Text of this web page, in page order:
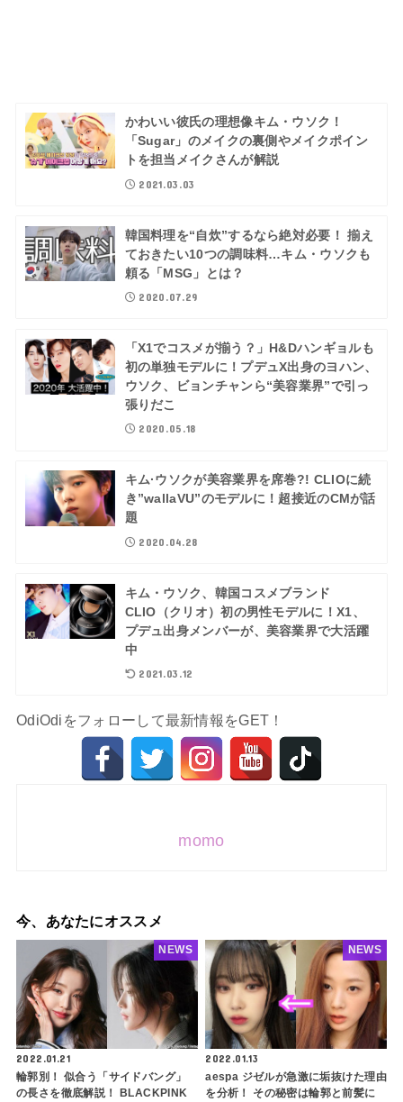
かわいい彼氏の理想像キム・ウソク！
「Sugar」のメイクの裏側やメイクポイン
トを担当メイクさんが解説
2021.03.03
韓国料理を“自炊”するなら絶対必要！ 揃え
ておきたい10つの調味料…キム・ウソクも
頼る「MSG」とは？
2020.07.29
「X1でコスメが揃う？」H&Dハンギョルも
初の単独モデルに！プデュX出身のヨハン、
ウソク、ビョンチャンら“美容業界”で引っ
張りだこ
2020.05.18
キム·ウソクが美容業界を席巻?! CLIOに続
き”wallaVU”のモデルに！超接近のCMが話
題
2020.04.28
キム・ウソク、韓国コスメブランド
CLIO（クリオ）初の男性モデルに！X1、
プデュ出身メンバーが、美容業界で大活躍
中
2021.03.12
OdiOdiをフォローして最新情報をGET！
momo
今、あなたにオススメ
2022.01.21
輪郭別！ 似合う「サイドバング」
の長さを徹底解説！ BLACKPINK
NEWS
2022.01.13
aespa ジゼルが急激に垢抜けた理由
を分析！ その秘密は輪郭と前髪に
NEWS